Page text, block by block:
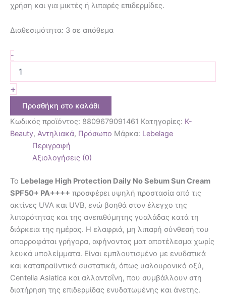
χρήση και για μικτές ή λιπαρές επιδερμίδες.
Διαθεσιμότητα: 3 σε απόθεμα
-
+
Προσθήκη στο καλάθι
Κωδικός προϊόντος: 8809679091461 Κατηγορίες: K-
Beauty, Αντηλιακά, Πρόσωπο Μάρκα: Lebelage
Περιγραφή
Αξιολογήσεις (0)
Το Lebelage High Protection Daily No Sebum Sun Cream
SPF50+ PA++++ προσφέρει υψηλή προστασία από τις
ακτίνες UVA και UVB, ενώ βοηθά στον έλεγχο της
λιπαρότητας και της ανεπιθύμητης γυαλάδας κατά τη
διάρκεια της ημέρας. Η ελαφριά, μη λιπαρή σύνθεσή του
απορροφάται γρήγορα, αφήνοντας ματ αποτέλεσμα χωρίς
λευκά υπολείμματα. Είναι εμπλουτισμένο με ενυδατικά
και καταπραϋντικά συστατικά, όπως υαλουρονικό οξύ,
Centella Asiatica και αλλαντοΐνη, που συμβάλλουν στη
διατήρηση της επιδερμίδας ενυδατωμένης και άνετης.